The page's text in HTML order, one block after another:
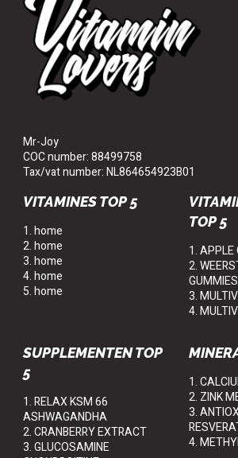
Mr-Joy
COC number: 88499758
Tax/vat number: NL864654923B01
VITAMINES TOP 5
1. home
2. home
3. home
4. home
5. home
TOP 5
1. APPLE
2.
GUMMIES
3.
4.
SUPPLEMENTEN TOP
5
1. RELAX KSM 66
ASHWAGANDHA
2. CRANBERRY EXTRACT
3. GLUCOSAMINE
1.
2. ZINK
3.
4.